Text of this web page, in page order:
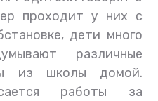
проходит у них с
дети много
различные
из школы домой.
работы за